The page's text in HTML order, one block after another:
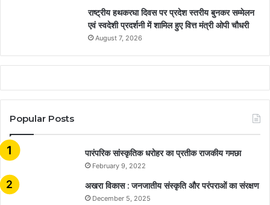
राष्ट्रीय हथकरघा दिवस पर प्रदेश स्तरीय बुनकर सम्मेलन
एवं स्वदेशी प्रदर्शनी में शामिल हुए वित्त मंत्री ओपी चौधरी
August 7, 2026
Popular Posts
​​​​​​​पारंपरिक सांस्कृतिक धरोहर का प्रतीक राजकीय गमछा
February 9, 2022
अखरा विकास : जनजातीय संस्कृति और परंपराओं का संरक्षण
December 5, 2025